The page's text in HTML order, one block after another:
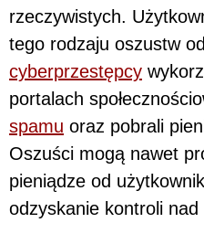
rzeczywistych.
tego rodzaju oszustw
cyberprzestępcy
portalach
spamu oraz pobrali
Oszuści mogą nawet
pieniądze od
odzyskanie kontroli nad